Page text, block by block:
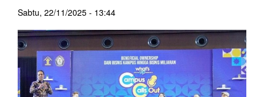
Sabtu, 22/11/2025 - 13:44